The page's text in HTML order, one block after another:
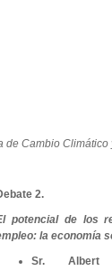
Cambio
2.
potencial de los
la economía
Sr. Albert